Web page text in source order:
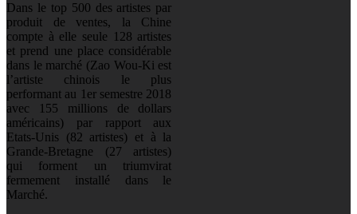
Dans le top 500 des artistes par
produit de ventes, la Chine
compte à elle seule 128 artistes
et prend une place considérable
dans le marché (Zao Wou-Ki est
l’artiste chinois le plus
performant au 1er semestre 2018
avec 155 millions de dollars
américains) par rapport aux
Etats-Unis (82 artistes) et à la
Grande-Bretagne (27 artistes)
qui forment un triumvirat
fermement installé dans le
Marché.